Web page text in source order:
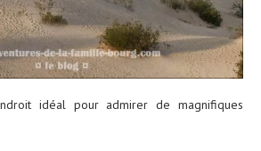
idéal pour admirer de magnifiques